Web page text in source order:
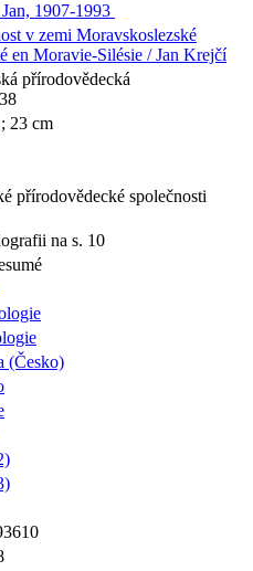
1907-1993
v zemi Moravskoslezské
en Moravie-Silésie / Jan Krejčí
přírodovědecká
23 cm
přírodovědecké společnosti
na s. 10
(Česko)